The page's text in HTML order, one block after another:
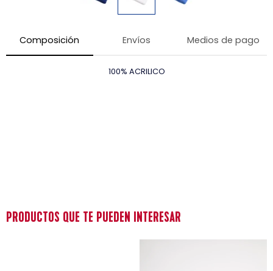
Composición Envíos Medios de pago
100% ACRILICO
PRODUCTOS QUE TE PUEDEN INTERESAR